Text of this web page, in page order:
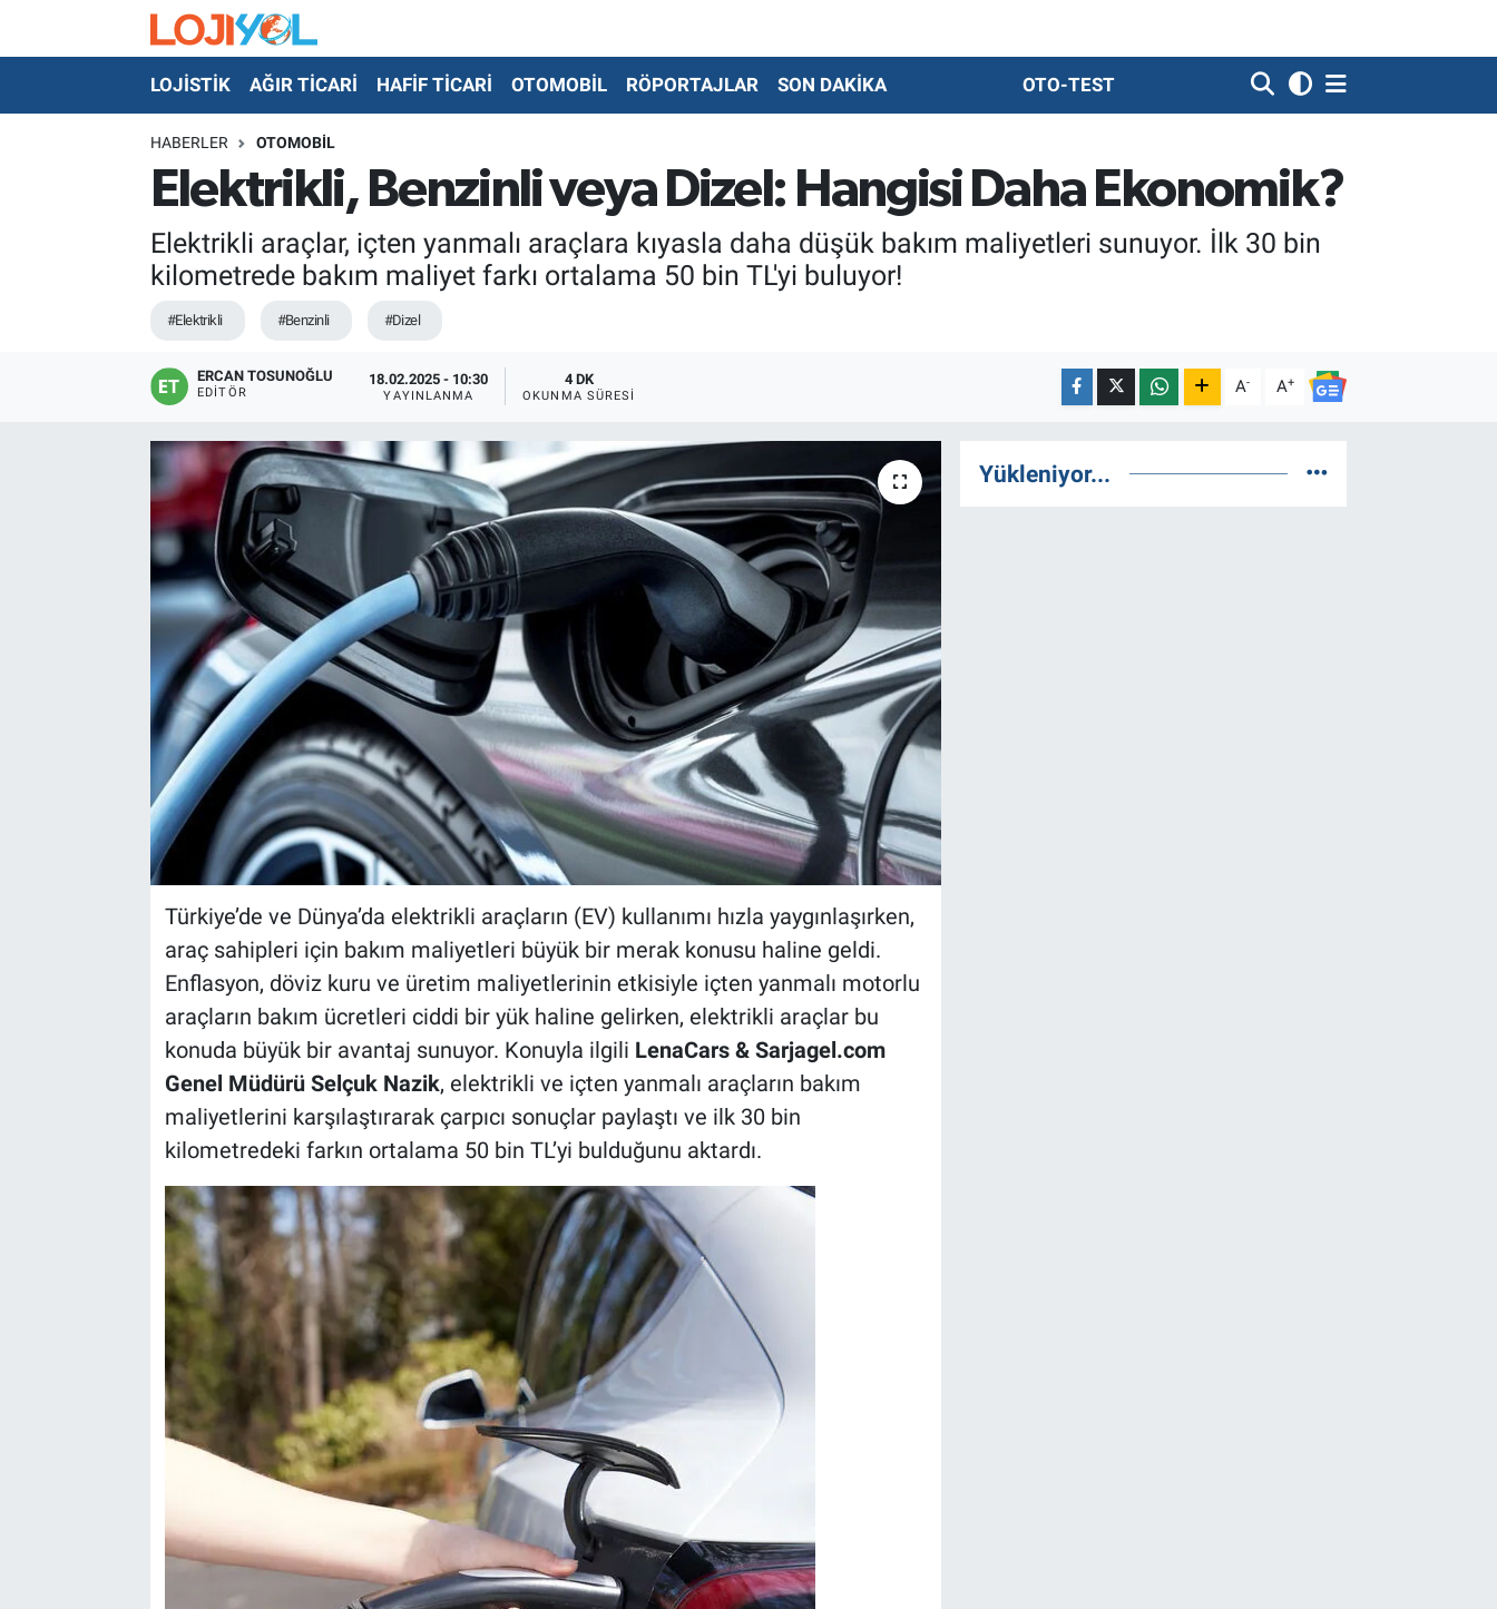
LOJİSTİK AĞIR TİCARİ HAFİF TİCARİ OTOMOBİL RÖPORTAJLAR SON DAKİKA OTO-TEST
HABERLER OTOMOBİL
Elektrikli, Benzinli veya Dizel: Hangisi Daha Ekonomik?
Elektrikli araçlar, içten yanmalı araçlara kıyasla daha düşük bakım maliyetleri sunuyor. İlk 30 bin
kilometrede bakım maliyet farkı ortalama 50 bin TL'yi buluyor!
#Elektrikli #Benzinli #Dizel
ERCAN TOSUNOĞLU
EDITÖR
18.02.2025 - 10:30
YAYINLANMA
4 DK
OKUNMA SÜRESI A- A+
Türkiye’de ve Dünya’da elektrikli araçların (EV) kullanımı hızla yaygınlaşırken,
araç sahipleri için bakım maliyetleri büyük bir merak konusu haline geldi.
Enflasyon, döviz kuru ve üretim maliyetlerinin etkisiyle içten yanmalı motorlu
araçların bakım ücretleri ciddi bir yük haline gelirken, elektrikli araçlar bu
konuda büyük bir avantaj sunuyor. Konuyla ilgili LenaCars & Sarjagel.com
Genel Müdürü Selçuk Nazik, elektrikli ve içten yanmalı araçların bakım
maliyetlerini karşılaştırarak çarpıcı sonuçlar paylaştı ve ilk 30 bin
kilometredeki farkın ortalama 50 bin TL’yi bulduğunu aktardı.
Yükleniyor...
OTO-TEST